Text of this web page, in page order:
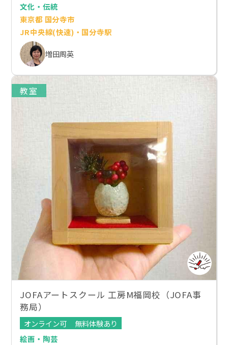
文化・伝統
東京都 国分寺市
JR中央線(快速)・国分寺駅
増田周英
教室
JOFAアートスクール 工房M福岡校（JOFA事
務局）
オンライン可
無料体験あり
絵画・陶芸